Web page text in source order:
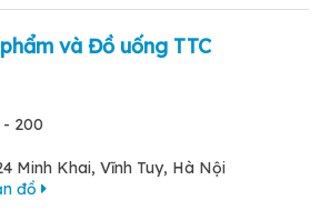
và Đồ uống TTC
- 200
Minh Khai, Vĩnh Tuy, Hà Nội
đồ